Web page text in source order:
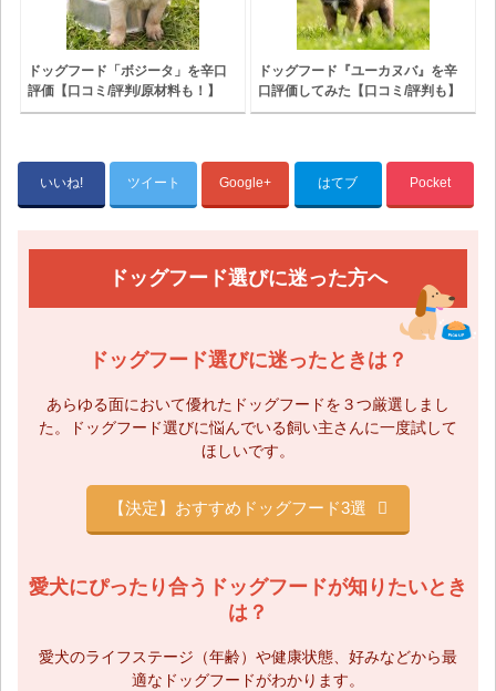
ドッグフード「ボジータ」を辛口
評価【口コミ/評判/原材料も！】
ドッグフード『ユーカヌバ』を辛
口評価してみた【口コミ/評判も】
いいね! ツイート Google+ はてブ Pocket
ドッグフード選びに迷った方へ
ドッグフード選びに迷ったときは？
あらゆる面において優れたドッグフードを３つ厳選しまし
た。
ドッグフード選びに悩んでいる飼い主さんに一度試して
ほしいです。
【決定】おすすめドッグフード3選
愛犬にぴったり合うドッグフードが知りたいとき
は？
愛犬のライフステージ（年齢）や健康状態、 好みなどから最
適なドッグフードがわかります。